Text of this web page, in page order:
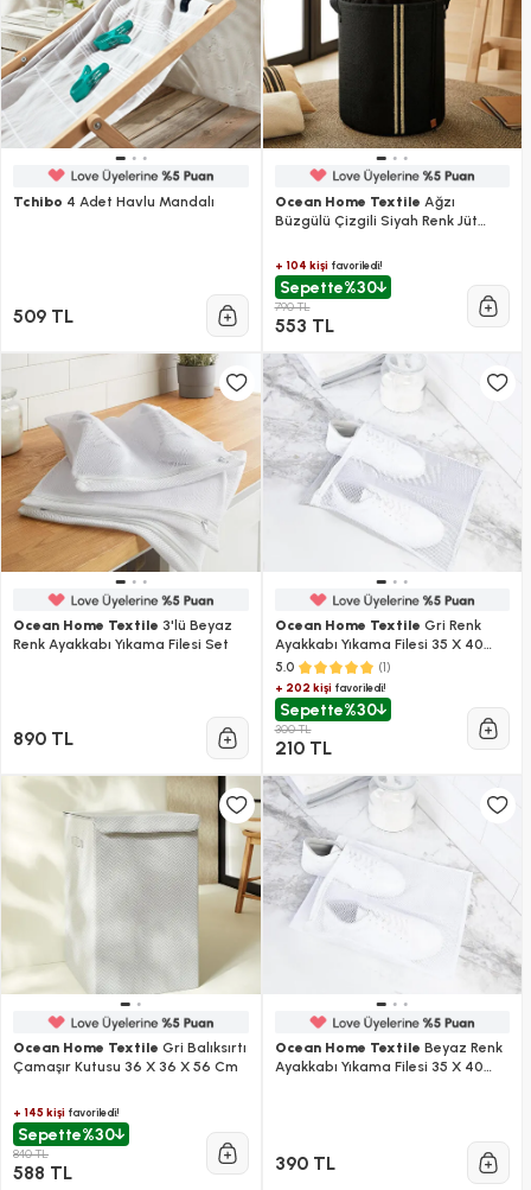
Tchibo 4 Adet Havlu Mandalı
509 TL
Ocean Home Textile Ağzı
Büzgülü Çizgili Siyah Renk Jüt
+ 104 kişifavoriledi!
Sepette%30
790 TL
553 TL
Ocean Home Textile 3'lü Beyaz
Renk Ayakkabı Yıkama Filesi Set
890 TL
Ocean Home Textile Gri Renk
Ayakkabı Yıkama Filesi 35 X 40
Cm
5.0 (1)
+ 202 kişifavoriledi!
Sepette%30
300 TL
210 TL
Ocean Home Textile Gri Balıksırtı
Çamaşır Kutusu 36 X 36 X 56 Cm
+ 145 kişi favoriledi!
Sepette%30
840 TL
588 TL
Ocean Home Textile Beyaz Renk
Ayakkabı Yıkama Filesi 35 X 40
390 TL